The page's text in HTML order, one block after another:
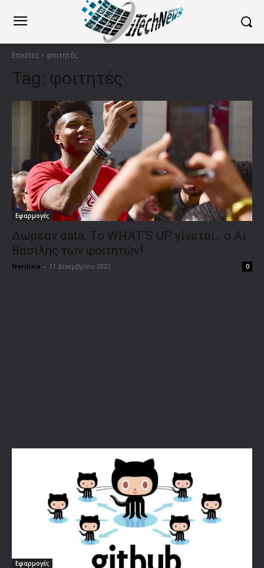
Ετικέτες φοιτητές
Tag: φοιτητές
Εφαρμογές
Δωρεάν data: Το WHAT’S UP γίνεται.. ο Αϊ
Βασίλης των φοιτητών!
Nerilina - 11 Δεκεμβρίου 2022 0
Εφαρμογές